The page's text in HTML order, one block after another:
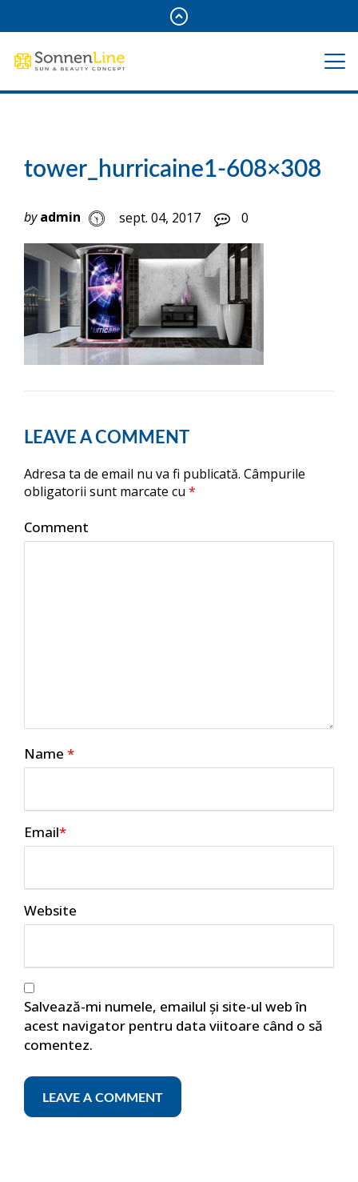
tower_hurricaine1-608×308
by admin sept. 04, 2017 0
LEAVE A COMMENT
Adresa ta de email nu va fi publicată. Câmpurile
obligatorii sunt marcate cu *
Comment
Name *
Email*
Website
Salvează-mi numele, emailul și site-ul web în
acest navigator pentru data viitoare când o să
comentez.